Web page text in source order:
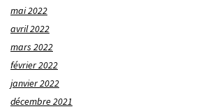
mai 2022
avril 2022
mars 2022
février 2022
janvier 2022
décembre 2021